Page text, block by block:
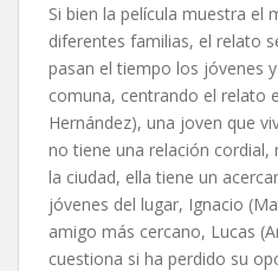
Si bien la película muestra el
diferentes familias, el relato
pasan el tiempo los jóvenes
comuna, centrando el relato
Hernández), una joven que
no tiene una relación cordial,
la ciudad, ella tiene un
jóvenes del lugar, Ignacio
amigo más cercano, Lucas
cuestiona si ha perdido su